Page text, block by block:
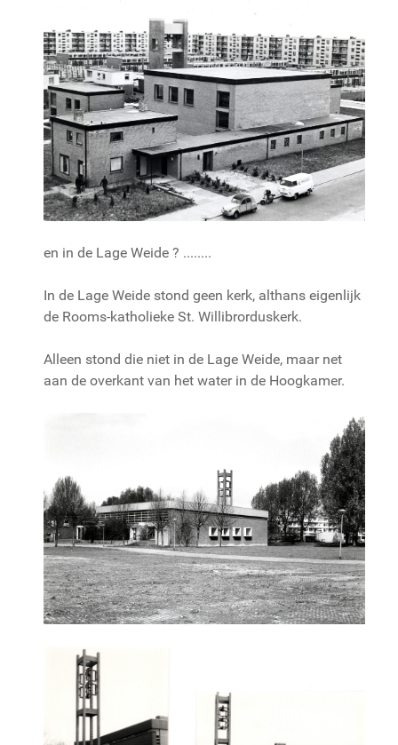
en in de Lage Weide ? ........
In de Lage Weide stond geen kerk, althans eigenlijk
de Rooms-katholieke St. Willibrorduskerk.
Alleen stond die niet in de Lage Weide, maar net
aan de overkant van het water in de Hoogkamer.